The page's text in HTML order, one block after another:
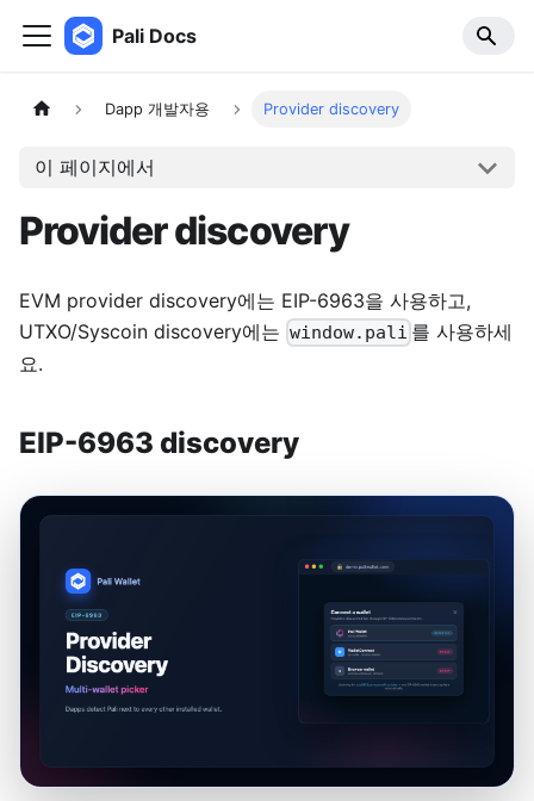
Pali Docs
Dapp 개발자용 Provider discovery
이 페이지에서
Provider discovery
EVM provider discovery에는 EIP-6963을 사용하고,
UTXO/Syscoin discovery에는 window.pali 를 사용하세
요.
EIP-6963 discovery